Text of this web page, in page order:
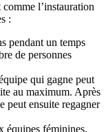
l’instauration
:
pendant un temps
de personnes
qui gagne peut
au maximum. Après
peut ensuite regagner
équipes féminines.